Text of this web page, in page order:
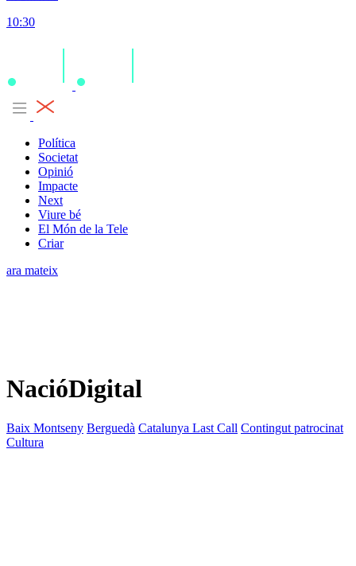
10:30
Política
Societat
Opinió
Impacte
Next
Viure bé
El Món de la Tele
Criar
ara mateix
NacióDigital
Baix Montseny Berguedà Catalunya Last Call Contingut patrocinat
Cultura